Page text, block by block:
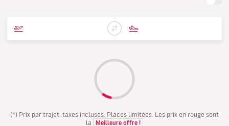
(*) Prix par trajet, taxes incluses. Places limitées. Les prix en rouge sont
la
Meilleure offre !